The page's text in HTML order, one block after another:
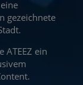
gezeichnete
ATEEZ ein